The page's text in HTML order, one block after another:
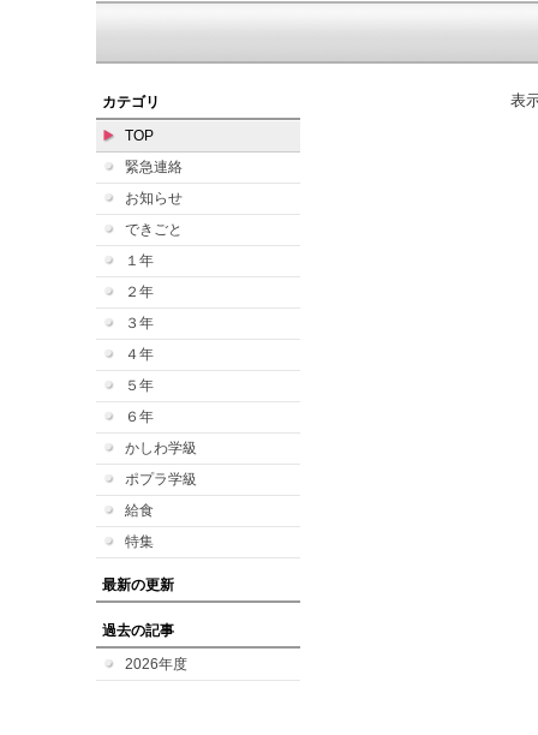
カテゴリ
TOP
緊急連絡
お知らせ
できごと
１年
２年
３年
４年
５年
６年
かしわ学級
ポプラ学級
給食
特集
最新の更新
過去の記事
2026年度
表